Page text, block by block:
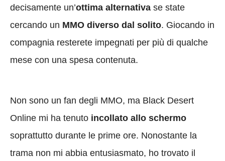
decisamente un’ottima alternativa se state
cercando un MMO diverso dal solito. Giocando in
compagnia resterete impegnati per più di qualche
mese con una spesa contenuta.
Non sono un fan degli MMO, ma Black Desert
Online mi ha tenuto incollato allo schermo
soprattutto durante le prime ore. Nonostante la
trama non mi abbia entusiasmato, ho trovato il